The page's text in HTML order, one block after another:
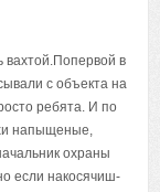
вахтой.Попервой в
с объекта на
ребята. И по
напыщеные,
охраны
если накосячиш-